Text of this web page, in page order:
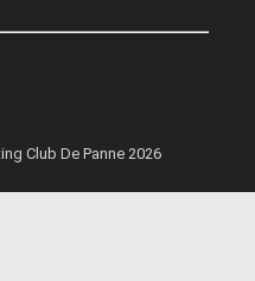
Club De Panne 2026